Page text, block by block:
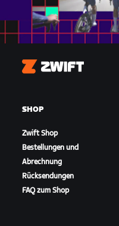
Zwift
SHOP
Zwift Shop
Bestellungen und
Abrechnung
Rücksendungen
FAQ zum Shop